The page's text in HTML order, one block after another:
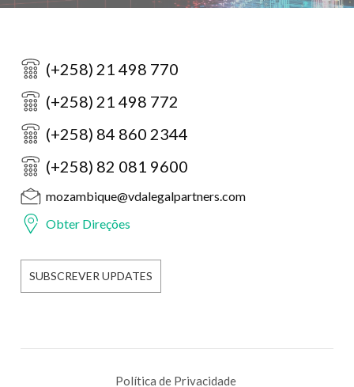
(+258) 21 498 770
(+258) 21 498 772
(+258) 84 860 2344
(+258) 82 081 9600
mozambique@vdalegalpartners.com
Obter Direções
SUBSCREVER UPDATES
Política de Privacidade